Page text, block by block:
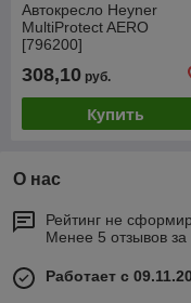
Автокресло Heyner
MultiProtect AERO
[796200]
308,10 руб.
Купить
О нас
Рейтинг не
Менее 5 отзывов за
Работает с